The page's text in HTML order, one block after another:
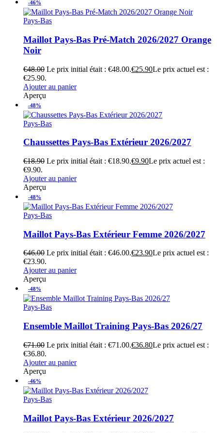
-46%
Pays-Bas
Maillot Pays-Bas Pré-Match 2026/2027 Orange
Noir
€48.00 Le prix initial était : €48.00.€25.90Le prix actuel est :
€25.90.
Ajouter au panier
Aperçu
-48%
Pays-Bas
Chaussettes Pays-Bas Extérieur 2026/2027
€18.90 Le prix initial était : €18.90.€9.90Le prix actuel est :
€9.90.
Ajouter au panier
Aperçu
-48%
Pays-Bas
Maillot Pays-Bas Extérieur Femme 2026/2027
€46.00 Le prix initial était : €46.00.€23.90Le prix actuel est :
€23.90.
Ajouter au panier
Aperçu
-48%
Pays-Bas
Ensemble Maillot Training Pays-Bas 2026/27
€71.00 Le prix initial était : €71.00.€36.80Le prix actuel est :
€36.80.
Ajouter au panier
Aperçu
-46%
Pays-Bas
Maillot Pays-Bas Extérieur 2026/2027